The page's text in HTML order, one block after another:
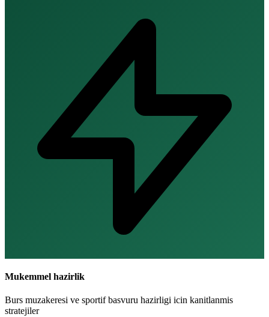
Mukemmel hazirlik
Burs muzakeresi ve sportif basvuru hazirligi icin kanitlanmis
stratejiler